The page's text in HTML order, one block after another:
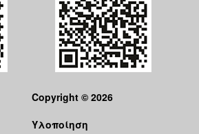
Copyright © 2026
Υλοποίηση